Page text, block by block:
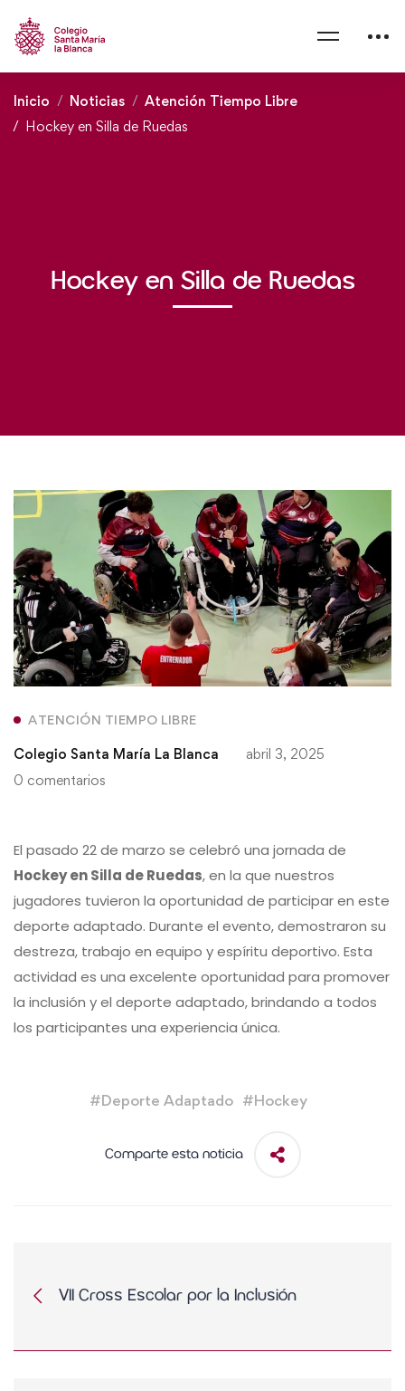
Inicio Noticias
Atención Tiempo Libre
Hockey en Silla de Ruedas
Hockey en Silla de Ruedas
ATENCIÓN TIEMPO LIBRE
Colegio Santa María La Blanca
abril 3, 2025
0 comentarios
El pasado 22 de marzo se celebró una jornada de
Hockey en Silla de Ruedas, en la que nuestros
jugadores tuvieron la oportunidad de participar en este
deporte adaptado. Durante el evento, demostraron su
destreza, trabajo en equipo y espíritu deportivo. Esta
actividad es una excelente oportunidad para promover
la inclusión y el deporte adaptado, brindando a todos
los participantes una experiencia única.
#Deporte Adaptado #Hockey
Comparte esta noticia
VII Cross Escolar por la Inclusión